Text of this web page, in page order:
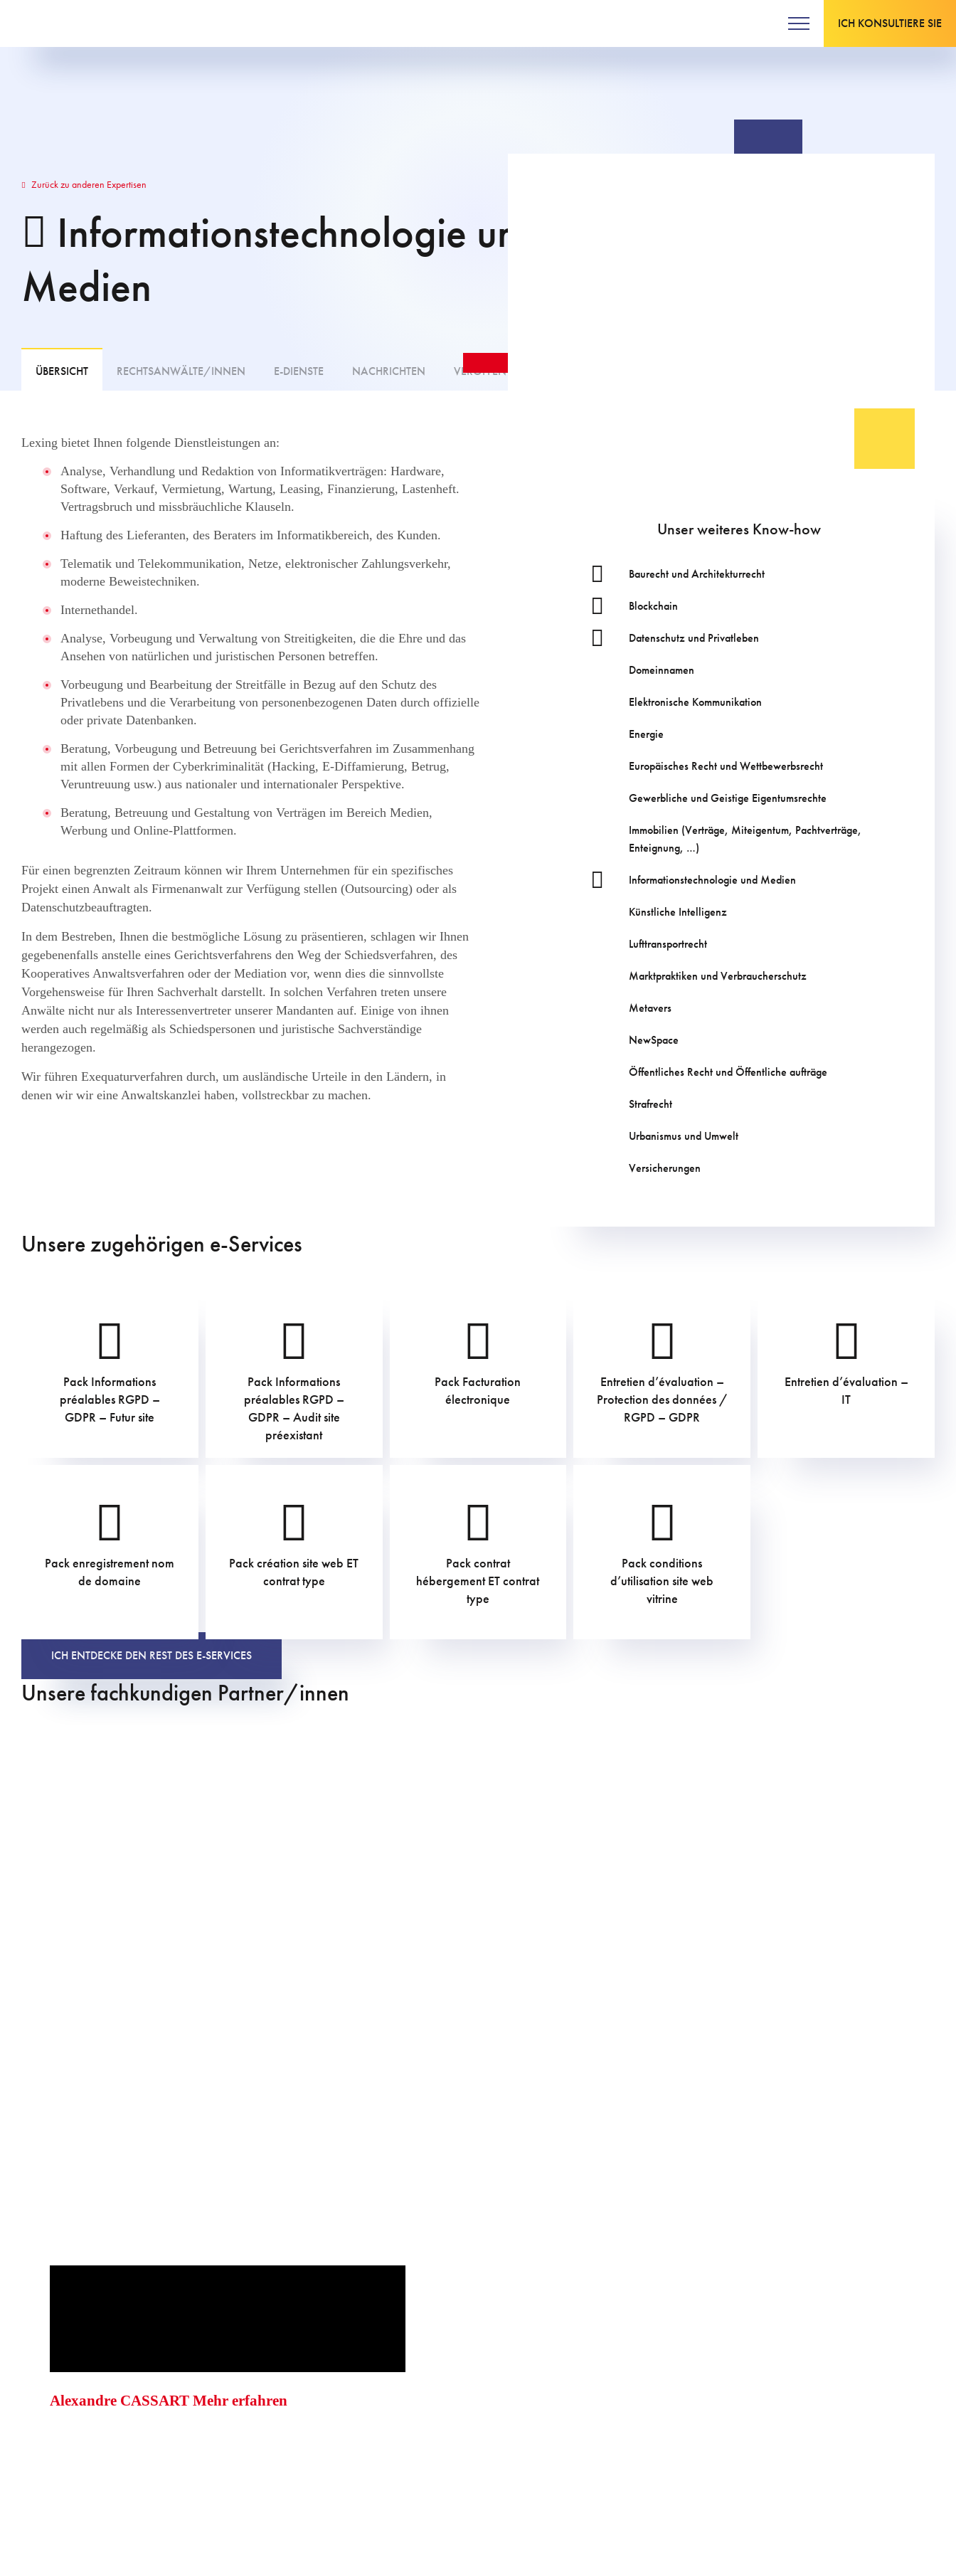
ICH KONSULTIERE SIE
Zurück zu anderen Expertisen
Informationstechnologie und
Medien
ÜBERSICHT RECHTSANWÄLTE/INNEN E-DIENSTE NACHRICHTEN VERÖFFENTLICHUNGEN
Unser weiteres Know-how
Baurecht und Architekturrecht
Blockchain
Datenschutz und Privatleben
Domeinnamen
Elektronische Kommunikation
Energie
Europäisches Recht und Wettbewerbsrecht
Gewerbliche und Geistige Eigentumsrechte
Immobilien (Verträge, Miteigentum, Pachtverträge,
Enteignung, …)
Informationstechnologie und Medien
Künstliche Intelligenz
Lufttransportrecht
Marktpraktiken und Verbraucherschutz
Metavers
NewSpace
Öffentliches Recht und Öffentliche aufträge
Strafrecht
Urbanismus und Umwelt
Versicherungen
Lexing bietet Ihnen folgende Dienstleistungen an:
Analyse, Verhandlung und Redaktion von Informatikverträgen: Hardware,
Software, Verkauf, Vermietung, Wartung, Leasing, Finanzierung, Lastenheft.
Vertragsbruch und missbräuchliche Klauseln.
Haftung des Lieferanten, des Beraters im Informatikbereich, des Kunden.
Telematik und Telekommunikation, Netze, elektronischer Zahlungsverkehr,
moderne Beweistechniken.
Internethandel.
Analyse, Vorbeugung und Verwaltung von Streitigkeiten, die die Ehre und das
Ansehen von natürlichen und juristischen Personen betreffen.
Vorbeugung und Bearbeitung der Streitfälle in Bezug auf den Schutz des
Privatlebens und die Verarbeitung von personenbezogenen Daten durch offizielle
oder private Datenbanken.
Beratung, Vorbeugung und Betreuung bei Gerichtsverfahren im Zusammenhang
mit allen Formen der Cyberkriminalität (Hacking, E-Diffamierung, Betrug,
Veruntreuung usw.) aus nationaler und internationaler Perspektive.
Beratung, Betreuung und Gestaltung von Verträgen im Bereich Medien,
Werbung und Online-Plattformen.
Für einen begrenzten Zeitraum können wir Ihrem Unternehmen für ein spezifisches
Projekt einen Anwalt als Firmenanwalt zur Verfügung stellen (Outsourcing) oder als
Datenschutzbeauftragten.
In dem Bestreben, Ihnen die bestmögliche Lösung zu präsentieren, schlagen wir Ihnen
gegebenenfalls anstelle eines Gerichtsverfahrens den Weg der Schiedsverfahren, des
Kooperatives Anwaltsverfahren oder der Mediation vor, wenn dies die sinnvollste
Vorgehensweise für Ihren Sachverhalt darstellt. In solchen Verfahren treten unsere
Anwälte nicht nur als Interessenvertreter unserer Mandanten auf. Einige von ihnen
werden auch regelmäßig als Schiedspersonen und juristische Sachverständige
herangezogen.
Wir führen Exequaturverfahren durch, um ausländische Urteile in den Ländern, in
denen wir wir eine Anwaltskanzlei haben, vollstreckbar zu machen.
Unsere zugehörigen e-Services
Pack Informations
préalables RGPD –
GDPR – Futur site
€ TVAC
Pack Informations
préalables RGPD –
GDPR – Audit site
préexistant
€ TVAC
Pack Facturation
électronique
€ TVAC
Entretien d’évaluation –
Protection des données /
RGPD – GDPR
€ TVAC
Entretien d’évaluation –
IT€
Pack enregistrement nom
de domaine
€ TVAC
Pack création site web ET
contrat type
€ TVAC
Pack contrat
hébergement ET contrat
type
€ TVAC
Pack conditions
d’utilisation site web
vitrine
€ TVAC
ICH ENTDECKE DEN REST DES E-SERVICES
Unsere fachkundigen Partner/innen
Alexandre CASSART Mehr erfahren